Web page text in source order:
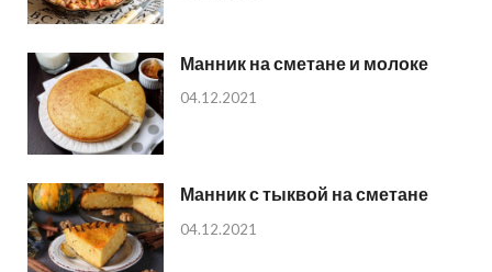
Манник на сметане и молоке
04.12.2021
Манник с тыквой на сметане
04.12.2021